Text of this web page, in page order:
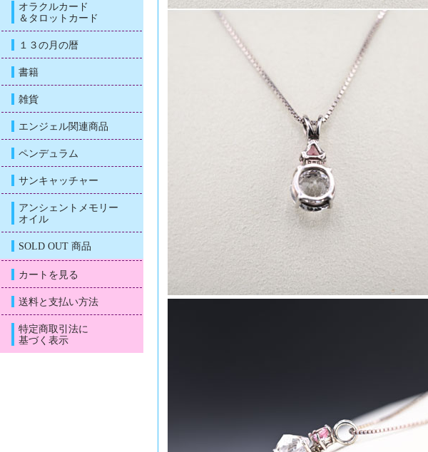
オラクルカード
＆タロットカード
１３の月の暦
書籍
雑貨
エンジェル関連商品
ペンデュラム
サンキャッチャー
アンシェントメモリー
オイル
SOLD OUT 商品
カートを見る
送料と支払い方法
特定商取引法に
基づく表示